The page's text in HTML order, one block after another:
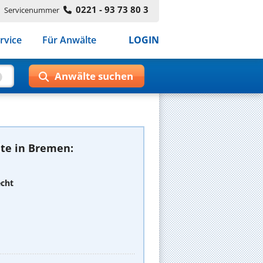
Servicenummer 0221 - 93 73 80 3
Für Anwälte LOGIN
in Bremen: